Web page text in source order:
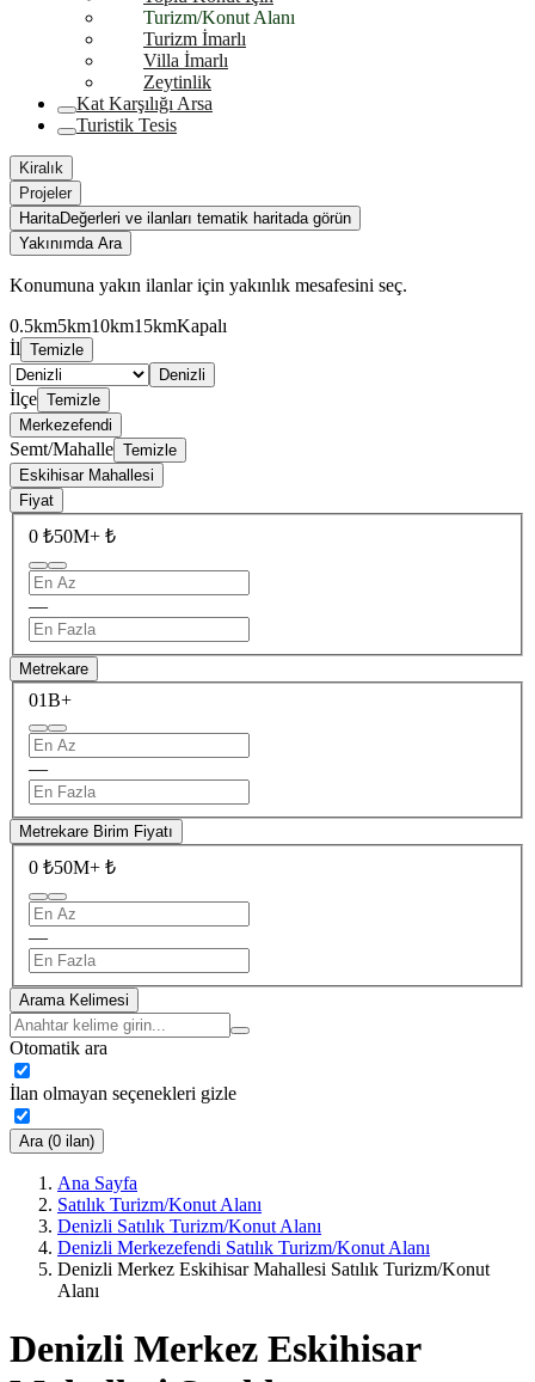
Turizm/Konut Alanı
Turizm İmarlı
Villa İmarlı
Zeytinlik
Kat Karşılığı Arsa
Turistik Tesis
Kiralık
Projeler
HaritaDeğerleri ve ilanları tematik haritada görün
Yakınımda Ara
Konumuna yakın ilanlar için yakınlık mesafesini seç.
0.5km5km10km15kmKapalı
İl Temizle
Denizli
İlçe Temizle
Merkezefendi
Semt/Mahalle Temizle
Eskihisar Mahallesi
Fiyat
0 ₺50M+ ₺
—
Metrekare
01B+
—
Metrekare Birim Fiyatı
0 ₺50M+ ₺
—
Arama Kelimesi
Otomatik ara
İlan olmayan seçenekleri gizle
Ara (0 ilan)
Ana Sayfa
Satılık Turizm/Konut Alanı
Denizli Satılık Turizm/Konut Alanı
Denizli Merkezefendi Satılık Turizm/Konut Alanı
Denizli Merkez Eskihisar Mahallesi Satılık Turizm/Konut
Alanı
Denizli Merkez Eskihisar